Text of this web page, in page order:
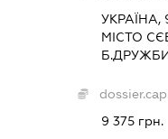
УКРАЇНА,
МІСТО
9 375 грн.